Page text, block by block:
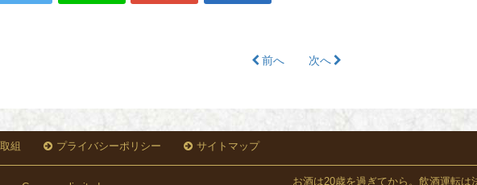
前へ 次へ
組 プライバシーポリシー サイトマップ
お酒は20歳を過ぎてから。飲酒運転は